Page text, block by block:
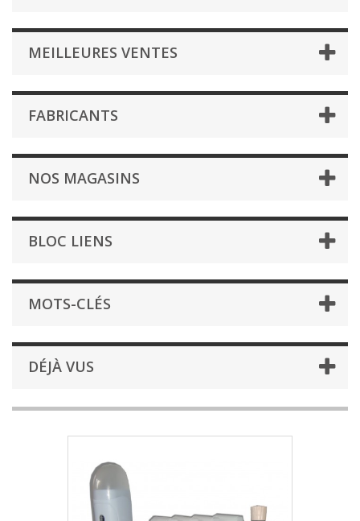
MEILLEURES VENTES
FABRICANTS
NOS MAGASINS
BLOC LIENS
MOTS-CLÉS
DÉJÀ VUS